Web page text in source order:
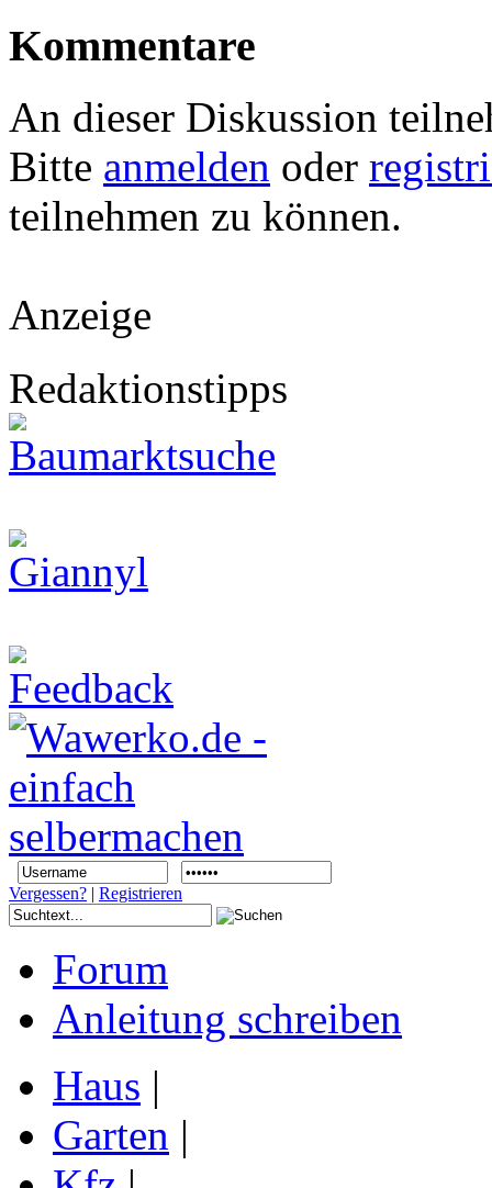
Kommentare
An dieser Diskussion
Bitte anmelden oder
teilnehmen zu können.
Anzeige
Redaktionstipps
Vergessen? | Registrieren
Forum
Anleitung schreiben
Haus |
Garten |